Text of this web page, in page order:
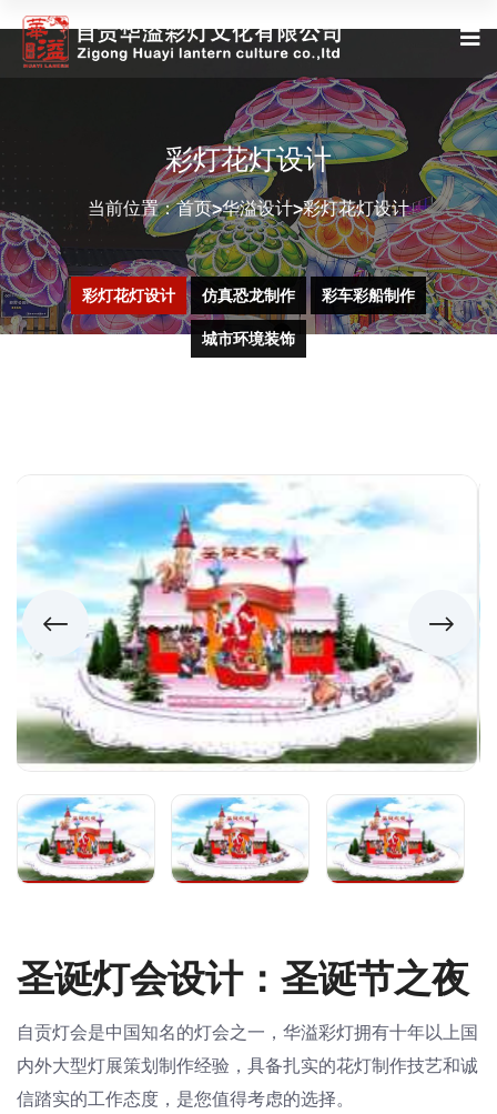
彩灯花灯设计
当前位置：首页>华溢设计>彩灯花灯设计
彩灯花灯设计 仿真恐龙制作 彩车彩船制作
城市环境装饰
圣诞灯会设计：圣诞节之夜
自贡灯会是中国知名的灯会之一，华溢彩灯拥有十年以上国
内外大型灯展策划制作经验，具备扎实的花灯制作技艺和诚
信踏实的工作态度，是您值得考虑的选择。